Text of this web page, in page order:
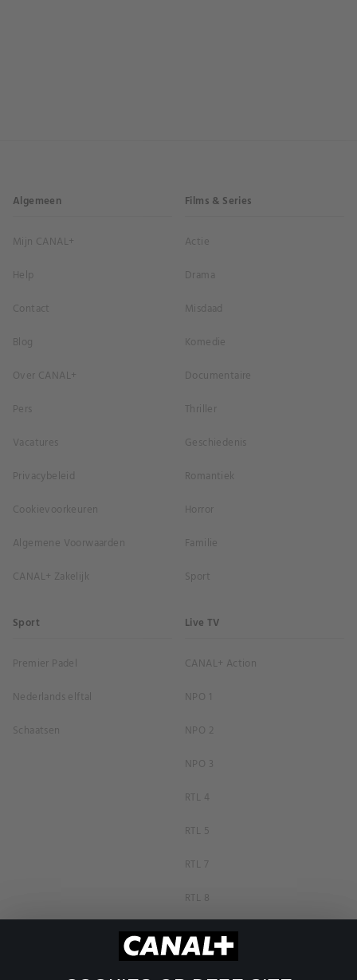
Algemeen
Mijn CANAL+
Help
Contact
Blog
Over CANAL+
Pers
Vacatures
Privacybeleid
Cookievoorkeuren
Algemene Voorwaarden
CANAL+ Zakelijk
Films & Series
Actie
Drama
Misdaad
Komedie
Documentaire
Thriller
Geschiedenis
Romantiek
Horror
Familie
Sport
Sport
Premier Padel
Nederlands elftal
Schaatsen
Live TV
CANAL+ Action
NPO 1
NPO 2
NPO 3
RTL 4
RTL 5
RTL 7
RTL 8
RTL Z
SBS6